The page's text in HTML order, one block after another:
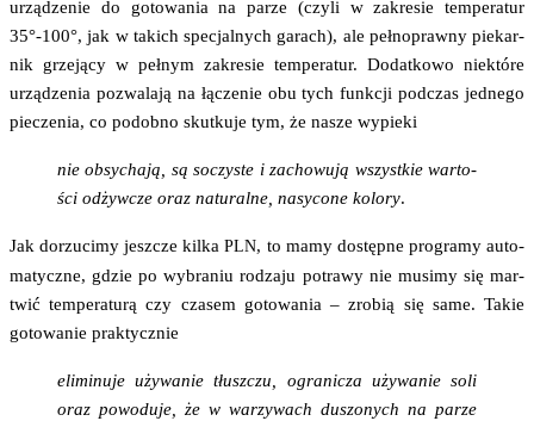
urzą­dze­nie do goto­wa­nia na parze (czy­li w zakre­sie tem­pe­ra­tur
35°-100°, jak w takich spe­cjal­nych garach), ale peł­no­praw­ny pie­kar­
nik grze­ją­cy w peł­nym zakre­sie tem­pe­ra­tur. Dodat­ko­wo nie­któ­re
urzą­dze­nia pozwa­la­ją na łącze­nie obu tych funk­cji pod­czas jed­ne­go
pie­cze­nia, co podob­no skut­ku­je tym, że nasze wypieki
nie obsy­cha­ją, są soczy­ste i zacho­wu­ją wszyst­kie war­to­
ści odżyw­cze oraz natu­ral­ne, nasy­co­ne kolo­ry.
Jak dorzu­ci­my jesz­cze kil­kaPLN, to mamy dostęp­ne pro­gra­my auto­
ma­tycz­ne, gdzie po wybra­niu rodza­ju potra­wy nie musi­my się mar­
twić tem­pe­ra­tu­rą czy cza­sem goto­wa­nia – zro­bią się same. Takie
goto­wa­nie praktycznie
eli­mi­nu­je uży­wa­nie tłusz­czu, ogra­ni­cza uży­wa­nie soli
oraz powo­du­je, że w warzy­wach duszo­nych na parze